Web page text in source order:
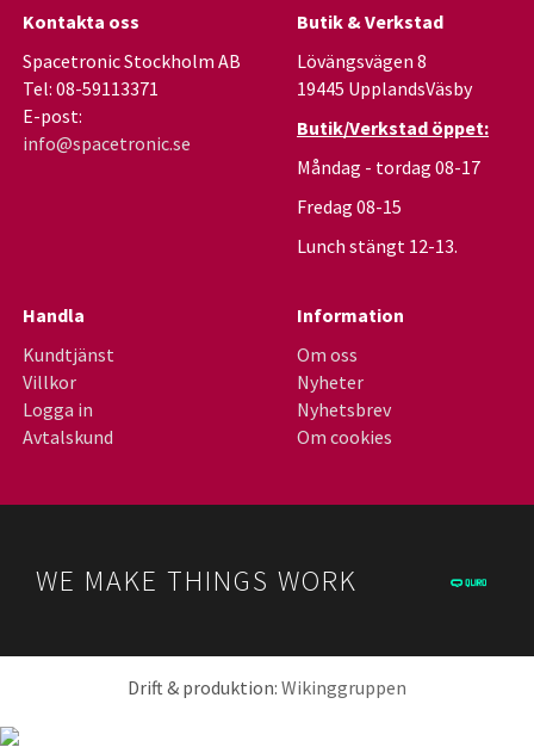
Kontakta oss
Spacetronic Stockholm AB
Tel: 08-59113371
E-post:
info@spacetronic.se
Butik & Verkstad
Lövängsvägen 8
19445 UpplandsVäsby
Butik/Verkstad öppet:
Måndag - tordag 08-17
Fredag 08-15
Lunch stängt 12-13.
Handla
Kundtjänst
Villkor
Logga in
Avtalskund
Information
Om oss
Nyheter
Nyhetsbrev
Om cookies
WE MAKE THINGS WORK
Drift & produktion: Wikinggruppen